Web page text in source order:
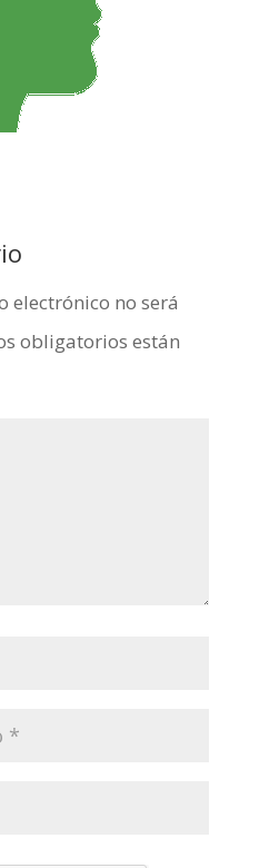
electrónico no será
obligatorios están